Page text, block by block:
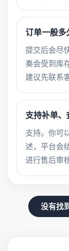
订单一般多
提交后会尽
奏会受到库
建议先联系
支持补单、
支持。你可
述，平台会
进行售后审
没有找